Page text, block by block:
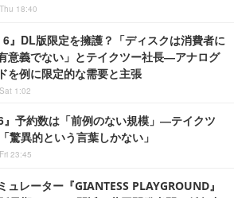
18:40
6』DL版限定を擁護？「ディスクは消費者に
意義でない」とテイクツー社長―アナログ
を例に限定的な需要と主張
1:02
』予約数は「前例のない規模」―テイクツ
驚異的という言葉しかない」
23:45
ュレーター『GIANTESS PLAYGROUND』